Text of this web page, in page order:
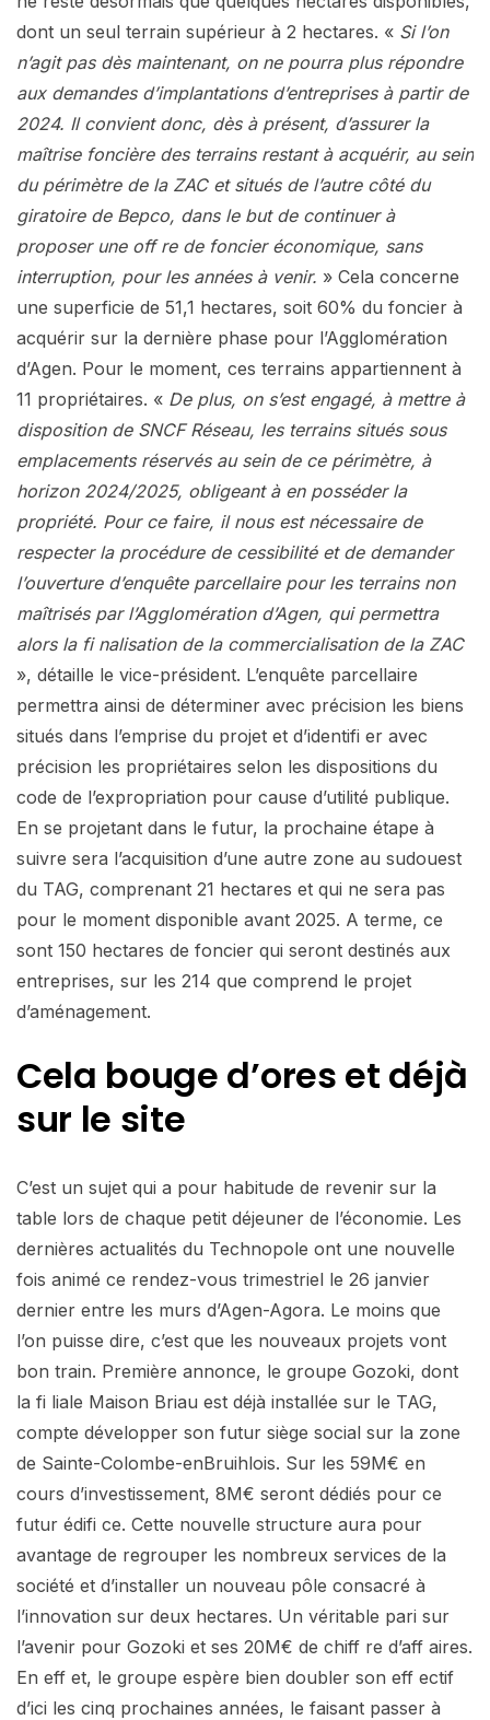
dont un seul terrain supérieur à 2 hectares. « Si l’on
n’agit pas dès maintenant, on ne pourra plus répondre
aux demandes d’implantations d’entreprises à partir de
2024. Il convient donc, dès à présent, d’assurer la
maîtrise foncière des terrains restant à acquérir, au sein
du périmètre de la ZAC et situés de l’autre côté du
giratoire de Bepco, dans le but de continuer à
proposer une off re de foncier économique, sans
interruption, pour les années à venir. » Cela concerne
une superficie de 51,1 hectares, soit 60% du foncier à
acquérir sur la dernière phase pour l’Agglomération
d’Agen. Pour le moment, ces terrains appartiennent à
11 propriétaires. « De plus, on s’est engagé, à mettre à
disposition de SNCF Réseau, les terrains situés sous
emplacements réservés au sein de ce périmètre, à
horizon 2024/2025, obligeant à en posséder la
propriété. Pour ce faire, il nous est nécessaire de
respecter la procédure de cessibilité et de demander
l’ouverture d’enquête parcellaire pour les terrains non
maîtrisés par l’Agglomération d’Agen, qui permettra
alors la fi nalisation de la commercialisation de la ZAC
», détaille le vice-président. L’enquête parcellaire
permettra ainsi de déterminer avec précision les biens
situés dans l’emprise du projet et d’identifi er avec
précision les propriétaires selon les dispositions du
code de l’expropriation pour cause d’utilité publique.
En se projetant dans le futur, la prochaine étape à
suivre sera l’acquisition d’une autre zone au sudouest
du TAG, comprenant 21 hectares et qui ne sera pas
pour le moment disponible avant 2025. A terme, ce
sont 150 hectares de foncier qui seront destinés aux
entreprises, sur les 214 que comprend le projet
d’aménagement.
Cela bouge d’ores et déjà
sur le site
C’est un sujet qui a pour habitude de revenir sur la
table lors de chaque petit déjeuner de l’économie. Les
dernières actualités du Technopole ont une nouvelle
fois animé ce rendez-vous trimestriel le 26 janvier
dernier entre les murs d’Agen-Agora. Le moins que
l’on puisse dire, c’est que les nouveaux projets vont
bon train. Première annonce, le groupe Gozoki, dont
la fi liale Maison Briau est déjà installée sur le TAG,
compte développer son futur siège social sur la zone
de Sainte-Colombe-enBruihlois. Sur les 59M€ en
cours d’investissement, 8M€ seront dédiés pour ce
futur édifi ce. Cette nouvelle structure aura pour
avantage de regrouper les nombreux services de la
société et d’installer un nouveau pôle consacré à
l’innovation sur deux hectares. Un véritable pari sur
l’avenir pour Gozoki et ses 20M€ de chiff re d’aff aires.
En eff et, le groupe espère bien doubler son eff ectif
d’ici les cinq prochaines années, le faisant passer à